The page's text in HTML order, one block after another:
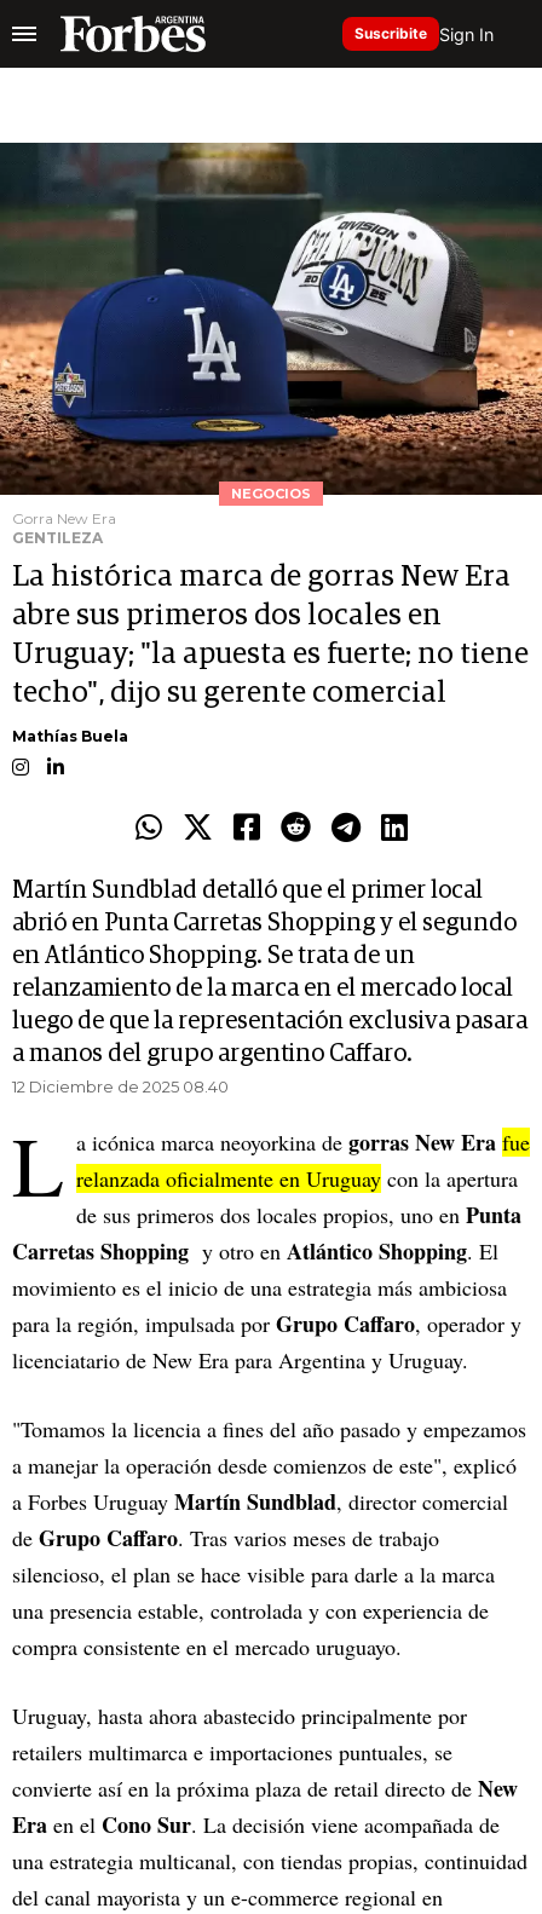
Suscribite Sign In
NEGOCIOS
Gorra New Era
GENTILEZA
La histórica marca de gorras New Era
abre sus primeros dos locales en
Uruguay; "la apuesta es fuerte; no tiene
techo", dijo su gerente comercial
Mathías Buela
Martín Sundblad detalló que el primer local
abrió en Punta Carretas Shopping y el segundo
en Atlántico Shopping. Se trata de un
relanzamiento de la marca en el mercado local
luego de que la representación exclusiva pasara
a manos del grupo argentino Caffaro.
12 Diciembre de 2025 08.40
L a icónica marca neoyorkina de gorras New Era fue
relanzada oficialmente en Uruguay con la apertura
de sus primeros dos locales propios, uno en Punta
Carretas Shopping y otro en Atlántico Shopping. El
movimiento es el inicio de una estrategia más ambiciosa
para la región, impulsada por Grupo Caffaro, operador y
licenciatario de New Era para Argentina y Uruguay.
"Tomamos la licencia a fines del año pasado y empezamos
a manejar la operación desde comienzos de este", explicó
a Forbes Uruguay Martín Sundblad, director comercial
de Grupo Caffaro. Tras varios meses de trabajo
silencioso, el plan se hace visible para darle a la marca
una presencia estable, controlada y con experiencia de
compra consistente en el mercado uruguayo.
Uruguay, hasta ahora abastecido principalmente por
retailers multimarca e importaciones puntuales, se
convierte así en la próxima plaza de retail directo de New
Era en el Cono Sur. La decisión viene acompañada de
una estrategia multicanal, con tiendas propias, continuidad
del canal mayorista y un e-commerce regional en